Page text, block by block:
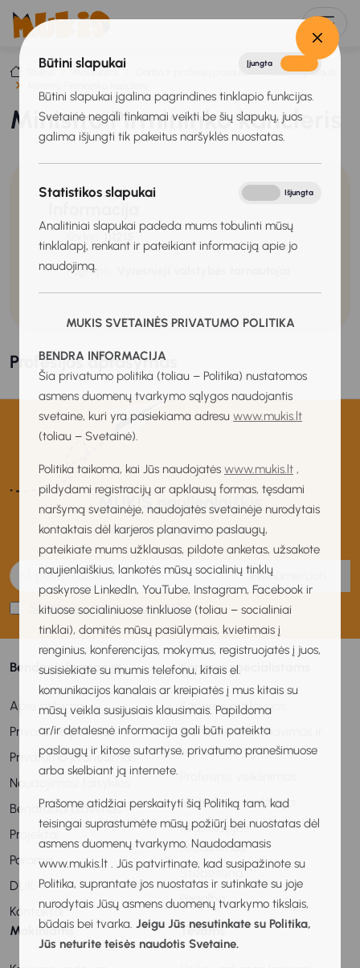
Būtini slapukai Įjungta
Būtini slapukai įgalina pagrindines tinklapio funkcijas.
Svetainė negali tinkamai veikti be šių slapukų, juos
galima išjungti tik pakeitus naršyklės nuostatas.
Statistikos slapukai Išjungta
Analitiniai slapukai padeda mums tobulinti mūsų
tinklalapį, renkant ir pateikiant informaciją apie jo
naudojimą.
MUKIS SVETAINĖS PRIVATUMO POLITIKA
BENDRA INFORMACIJA
Šia privatumo politika (toliau – Politika) nustatomos
asmens duomenų tvarkymo sąlygos naudojantis
svetaine, kuri yra pasiekiama adresu www.mukis.lt
(toliau – Svetainė).
Politika taikoma, kai Jūs naudojatės www.mukis.lt ,
pildydami registracijų ar apklausų formas, tęsdami
naršymą svetainėje, naudojatės svetainėje nurodytais
kontaktais dėl karjeros planavimo paslaugų,
pateikiate mums užklausas, pildote anketas, užsakote
naujienlaiškius, lankotės mūsų socialinių tinklų
paskyrose LinkedIn, YouTube, Instagram, Facebook ir
kituose socialiniuose tinkluose (toliau – socialiniai
tinklai), domitės mūsų pasiūlymais, kvietimais į
renginius, konferencijas, mokymus, registruojatės į juos,
susisiekiate su mumis telefonu, kitais el.
komunikacijos kanalais ar kreipiatės į mus kitais su
mūsų veikla susijusiais klausimais. Papildoma
ar/ir detalesnė informacija gali būti pateikta
paslaugų ir kitose sutartyse, privatumo pranešimuose
arba skelbiant ją internete.
Prašome atidžiai perskaityti šią Politiką tam, kad
teisingai suprastumėte mūsų požiūrį bei nuostatas dėl
asmens duomenų tvarkymo. Naudodamasis
www.mukis.lt . Jūs patvirtinate, kad susipažinote su
Politika, suprantate jos nuostatas ir sutinkate su joje
nurodytais Jūsų asmens duomenų tvarkymo tikslais,
būdais bei tvarka. Jeigu Jūs nesutinkate su Politika,
Jūs neturite teisės naudotis Svetaine.
Titulinis Mokiniams
Profesijų pasaulis
Ministro Pirmininko kancleris
Kodas: 111215
Pogrupis:
Profesijos aprašymas
MUKIS naujienlaiškis
Gaukite naujienas pirmas!
Prenumeruoti
Sutinku su privatumo politika
Bendra informacija
Apie sistemą
Privatumo politika
Privatumo pranešimas
Naudojimosi taisyklės
Bendradarbiavimas
Projektai
Parama
DUK
Kontaktai
Karjeros specialistams
Karjeros paslaugos
Profesinis informavimas ir
konsultavimas
Metodinė medžiaga
Kvalifikacijos
tobulinimas
Stebėsena
Pagalba
Mokiniams Tėvams